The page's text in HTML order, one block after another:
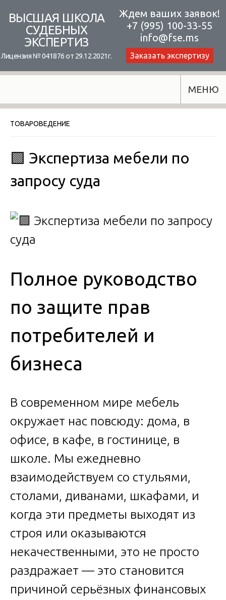
content
ВЫСШАЯ ШКОЛА
СУДЕБНЫХ
ЭКСПЕРТИЗ
Лицензия № 041876 от 29.12.2021г.
Ждем ваших заявок!
+7 (995) 100-33-55
info@fse.ms
Заказать экспертизу
МЕНЮ
ТОВАРОВЕДЕНИЕ
🟩 Экспертиза мебели по
запросу суда
Полное руководство
по защите прав
потребителей и
бизнеса
В современном мире мебель
окружает нас повсюду: дома, в
офисе, в кафе, в гостинице, в
школе. Мы ежедневно
взаимодействуем со стульями,
столами, диванами, шкафами, и
когда эти предметы выходят из
строя или оказываются
некачественными, это не просто
раздражает — это становится
причиной серьёзных финансовых